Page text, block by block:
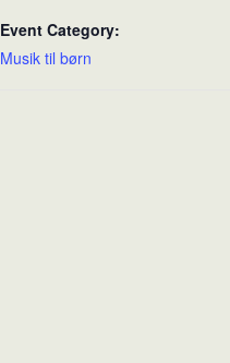
Event Category:
Musik til børn